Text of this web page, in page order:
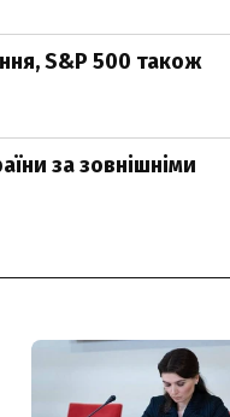
S&P 500 також
за зовнішніми